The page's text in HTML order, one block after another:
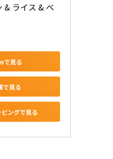
& ライス & ベ
で見る
で見る
ングで見る